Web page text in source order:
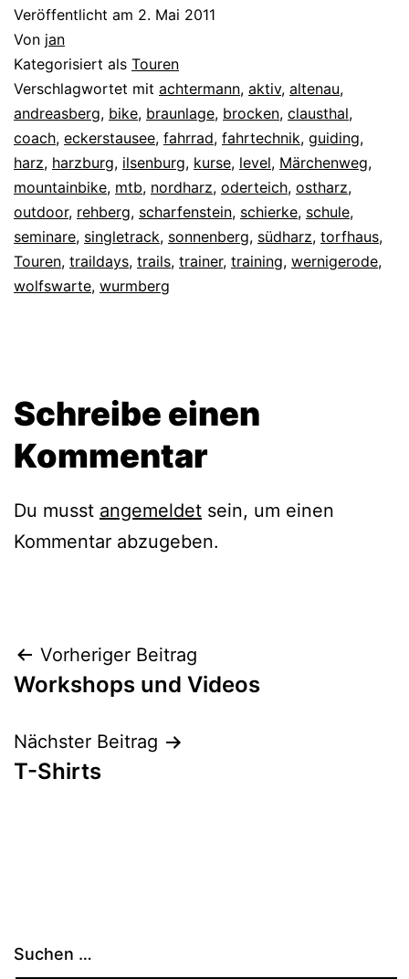
Veröffentlicht am 2. Mai 2011
Von jan
Kategorisiert als Touren
Verschlagwortet mit achtermann, aktiv, altenau,
andreasberg, bike, braunlage, brocken, clausthal,
coach, eckerstausee, fahrrad, fahrtechnik, guiding,
harz, harzburg, ilsenburg, kurse, level, Märchenweg,
mountainbike, mtb, nordharz, oderteich, ostharz,
outdoor, rehberg, scharfenstein, schierke, schule,
seminare, singletrack, sonnenberg, südharz, torfhaus,
Touren, traildays, trails, trainer, training, wernigerode,
wolfswarte, wurmberg
Schreibe einen
Kommentar
Du musst angemeldet sein, um einen
Kommentar abzugeben.
Beitragsnavigation
Vorheriger Beitrag
Workshops und Videos
Nächster Beitrag
T-Shirts
Suchen …